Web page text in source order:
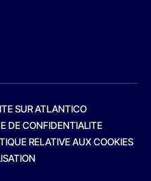
SUR ATLANTICO
DE CONFIDENTIALITE
RELATIVE AUX COOKIES